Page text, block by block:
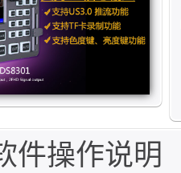
件操作说明